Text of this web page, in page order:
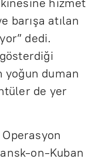
barışa atılan
dedi.
gösterdiği
yoğun duman
de yer
on-Kuban